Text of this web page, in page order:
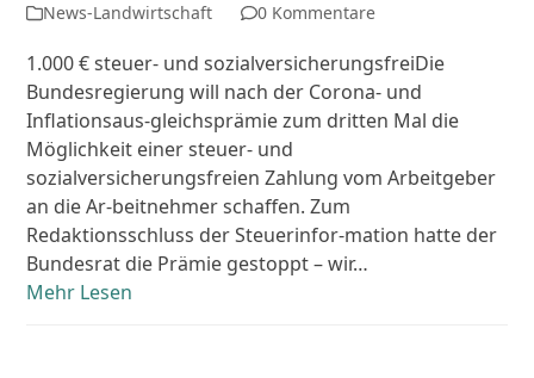
News-Landwirtschaft
0 Kommentare
1.000 € steuer- und sozialversicherungsfreiDie
Bundesregierung will nach der Corona- und
Inflationsaus-gleichsprämie zum dritten Mal die
Möglichkeit einer steuer- und
sozialversicherungsfreien Zahlung vom Arbeitgeber
an die Ar-beitnehmer schaffen. Zum
Redaktionsschluss der Steuerinfor-mation hatte der
Bundesrat die Prämie gestoppt – wir…
Mehr Lesen